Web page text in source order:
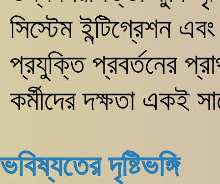
সিস্টেম ইন্টিগ্রেশন
প্রযুক্তি প্রবর্তনের
কর্মীদের দক্ষতা একই
ভবিষ্যতের দৃষ্টিভঙ্গি